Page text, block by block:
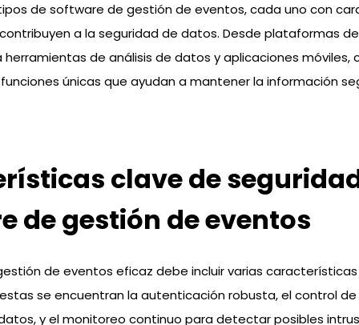
de software de gestión de eventos, cada uno con
a la seguridad de datos. Desde plataformas
de análisis de datos y aplicaciones móviles,
únicas que ayudan a mantener la información
clave de
de gestión de eventos
de eventos eficaz debe incluir varias
se encuentran la autenticación robusta, el control
y el monitoreo continuo para detectar posibles